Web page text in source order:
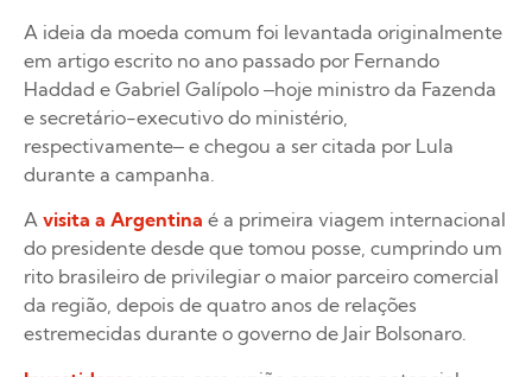
A ideia da moeda comum foi levantada originalmente
em artigo escrito no ano passado por Fernando
Haddad e Gabriel Galípolo –hoje ministro da Fazenda
e secretário-executivo do ministério,
respectivamente– e chegou a ser citada por Lula
durante a campanha.
A visita a Argentina é a primeira viagem internacional
do presidente desde que tomou posse, cumprindo um
rito brasileiro de privilegiar o maior parceiro comercial
da região, depois de quatro anos de relações
estremecidas durante o governo de Jair Bolsonaro.